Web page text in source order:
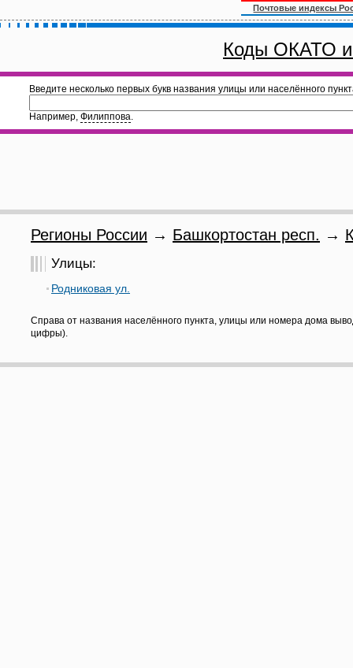
Почтовые индексы
Коды ОКАТО
Введите несколько первых букв названия улицы или населённого
Например, Филиппова.
Регионы России → Башкортостан респ. →
Улицы:
Родниковая ул.
Справа от названия населённого пункта, улицы или номера дома
цифры).